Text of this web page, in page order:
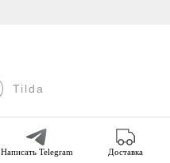
Написать Telegram Доставка
Tilda